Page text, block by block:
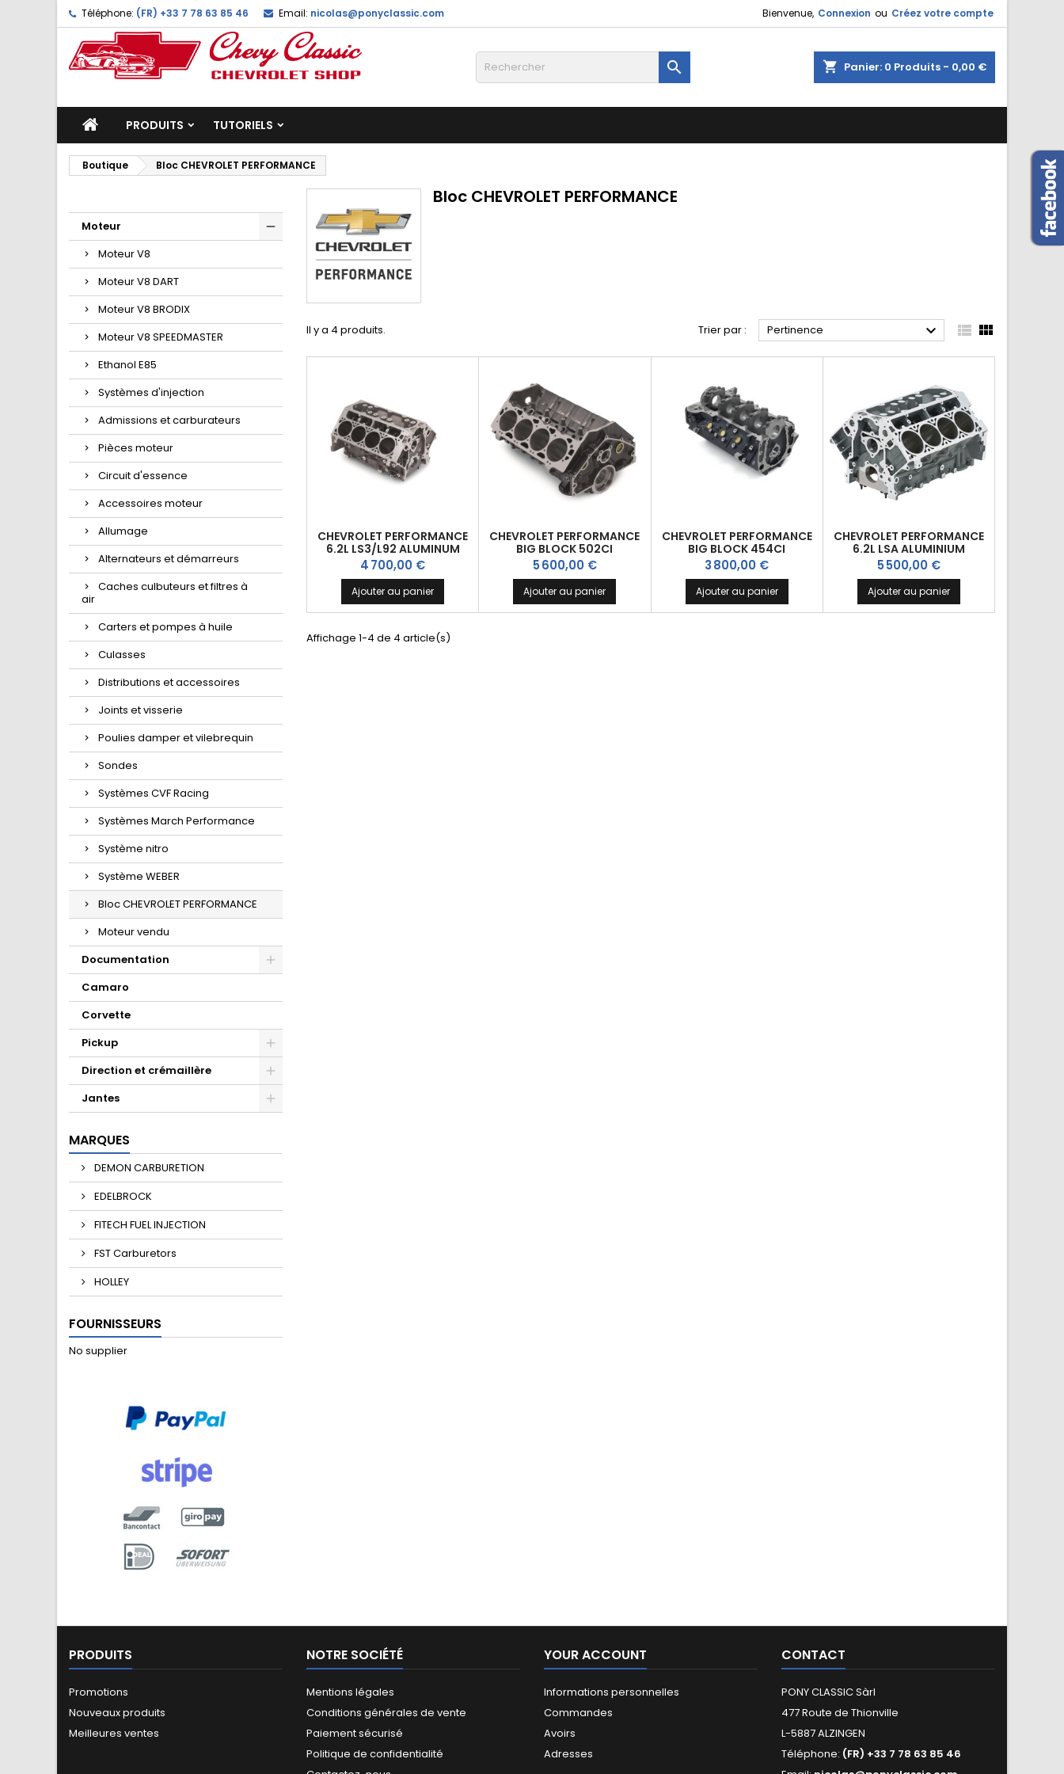
Téléphone: (FR) +33 7 78 63 85 46 Email: nicolas@ponyclassic.com Bienvenue, Connexion ou Créez votre compte
shopping_cart Panier: 0 Produits - 0,00 €

PRODUITS TUTORIELS
Boutique Bloc CHEVROLET PERFORMANCE
Moteur
Moteur V8
Moteur V8 DART
Moteur V8 BRODIX
Moteur V8 SPEEDMASTER
Ethanol E85
Systèmes d'injection
Admissions et carburateurs
Pièces moteur
Circuit d'essence
Accessoires moteur
Allumage
Alternateurs et démarreurs
Caches culbuteurs et filtres à
air
Carters et pompes à huile
Culasses
Distributions et accessoires
Joints et visserie
Poulies damper et vilebrequin
Sondes
Systèmes CVF Racing
Systèmes March Performance
Système nitro
Système WEBER
Bloc CHEVROLET PERFORMANCE
Moteur vendu
Documentation
Camaro
Corvette
Pickup
Direction et crémaillère
Jantes
MARQUES
DEMON CARBURETION
EDELBROCK
FITECH FUEL INJECTION
FST Carburetors
HOLLEY
FOURNISSEURS
No supplier
Bloc CHEVROLET PERFORMANCE
Il y a 4 produits. Trier par : Pertinence   
CHEVROLET PERFORMANCE
6.2L LS3/L92 ALUMINUM
Prix
4 700,00 €
Ajouter au panier
CHEVROLET PERFORMANCE
BIG BLOCK 502CI
Prix
5 600,00 €
Ajouter au panier
CHEVROLET PERFORMANCE
BIG BLOCK 454CI
Prix
3 800,00 €
Ajouter au panier
CHEVROLET PERFORMANCE
6.2L LSA ALUMINIUM
Prix
5 500,00 €
Ajouter au panier
Affichage 1-4 de 4 article(s)
PRODUITS
Promotions
Nouveaux produits
Meilleures ventes
NOTRE SOCIÉTÉ
Mentions légales
Conditions générales de vente
Paiement sécurisé
Politique de confidentialité
YOUR ACCOUNT
Informations personnelles
Commandes
Avoirs
Adresses
CONTACT
PONY CLASSIC Sàrl
477 Route de Thionville
L-5887 ALZINGEN
Téléphone: (FR) +33 7 78 63 85 46